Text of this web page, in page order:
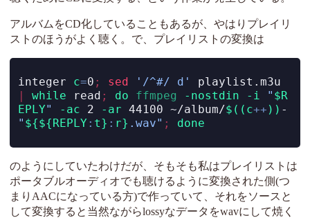
アルバムをCD化していることもあるが、やはりプレイリ
ストのほうがよく聴く。で、プレイリストの変換は
integer c=0 ; sed '/^#/ d'
while read ; do ffmpeg -nostdin -i " $R
EPLY" -ac 2 -ar 44100 ~/album/$((c++ )) -
" ${${REPLY : t} : r} .wav" ; done
のようにしていたわけだが、そもそも私はプレイリストは
ポータブルオーディオでも聴けるように変換された側(つ
まりAACになっている方)で作っていて、それをソースと
して変換すると当然ながらlossyなデータをwavにして焼く